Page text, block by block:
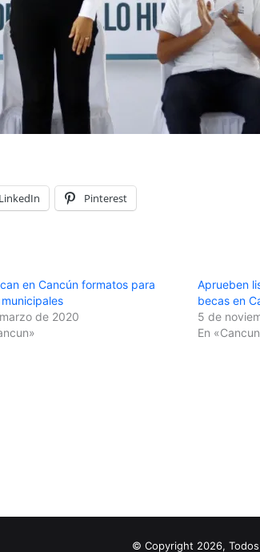
LinkedIn Pinterest
en Cancún formatos para
de 2020
Aprueben
becas en
5 de
En
© Copyright 2026,